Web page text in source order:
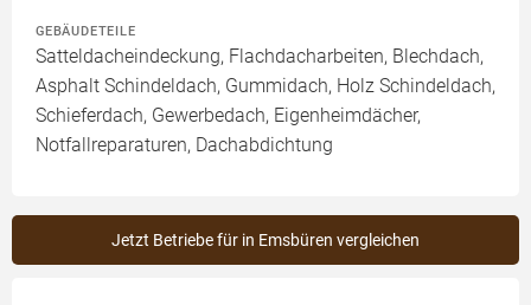
GEBÄUDETEILE
Satteldacheindeckung, Flachdacharbeiten, Blechdach,
Asphalt Schindeldach, Gummidach, Holz Schindeldach,
Schieferdach, Gewerbedach, Eigenheimdächer,
Notfallreparaturen, Dachabdichtung
Jetzt Betriebe für in Emsbüren vergleichen